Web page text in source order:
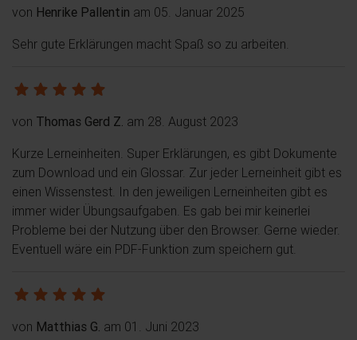
von Henrike Pallentin am 05. Januar 2025
Sehr gute Erklärungen macht Spaß so zu arbeiten.
von Thomas Gerd Z. am 28. August 2023
Kurze Lerneinheiten. Super Erklärungen, es gibt Dokumente
zum Download und ein Glossar. Zur jeder Lerneinheit gibt es
einen Wissenstest. In den jeweiligen Lerneinheiten gibt es
immer wider Übungsaufgaben. Es gab bei mir keinerlei
Probleme bei der Nutzung über den Browser. Gerne wieder.
Eventuell wäre ein PDF-Funktion zum speichern gut.
von Matthias G. am 01. Juni 2023